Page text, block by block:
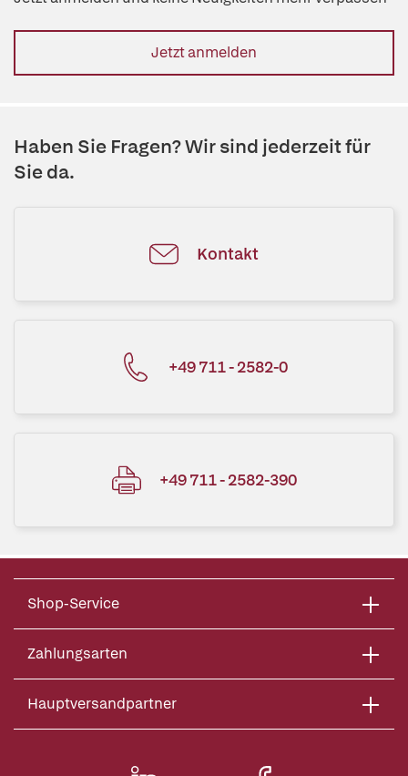
Jetzt anmelden
Haben Sie Fragen? Wir sind jederzeit für
Sie da.
Kontakt
+49 711 - 2582-0
+49 711 - 2582-390
Shop-Service
Zahlungsarten
Hauptversandpartner